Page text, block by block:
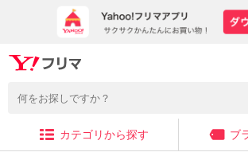
カテゴリから探す ブ